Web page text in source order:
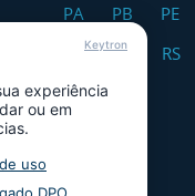
PA
PB PE
RO
RR RS
TO
Keytron
experiência
ou em
uso